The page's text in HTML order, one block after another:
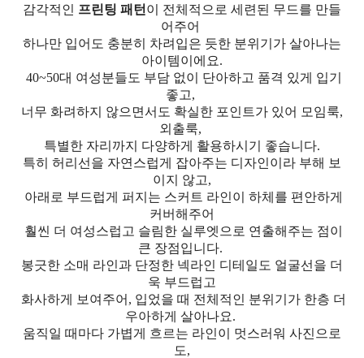
감각적인 프린팅 패턴 이 전체적으로 세련된 무드를 만들
어주어
하나만 입어도 충분히 차려입은 듯한 분위기가 살아나는
아이템이에요.
40~50대 여성분들도 부담 없이 단아하고 품격 있게 입기
좋고,
너무 화려하지 않으면서도 확실한 포인트가 있어 모임룩,
외출룩,
특별한 자리까지 다양하게 활용하시기 좋습니다.
특히 허리선을 자연스럽게 잡아주는 디자인이라 부해 보
이지 않고,
아래로 부드럽게 퍼지는 스커트 라인이 하체를 편안하게
커버해주어
훨씬 더 여성스럽고 슬림한 실루엣으로 연출해주는 점이
큰 장점입니다.
봉긋한 소매 라인과 단정한 넥라인 디테일도 얼굴선을 더
욱 부드럽고
화사하게 보여주어, 입었을 때 전체적인 분위기가 한층 더
우아하게 살아나요.
움직일 때마다 가볍게 흐르는 라인이 멋스러워 사진으로
도,